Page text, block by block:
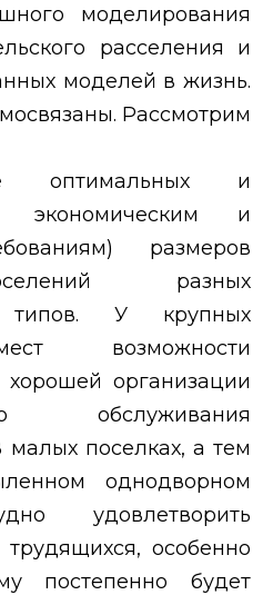
моделирования
расселения и
моделей в жизнь.
Рассмотрим
оптимальных и
экономическим и
размеров
разных
типов. У крупных
возможности
хорошей организации
обслуживания
поселках, а тем
однодворном
удовлетворить
особенно
постепенно будет